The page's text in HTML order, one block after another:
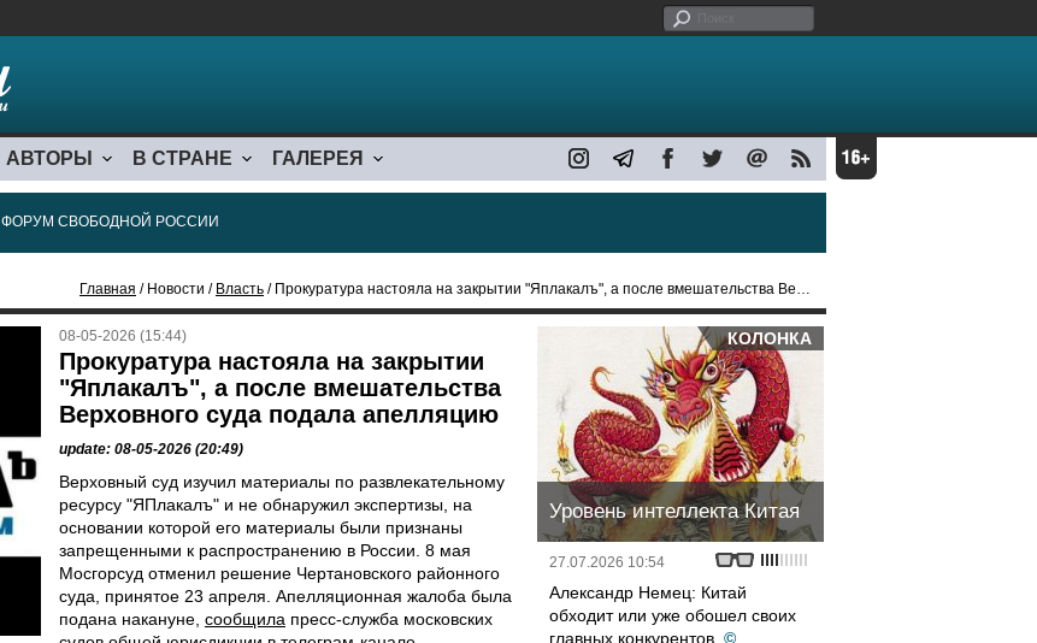
АВТОРЫ В СТРАНЕ ГАЛЕРЕЯ
ФОРУМ СВОБОДНОЙ РОССИИ
Главная / Новости / Власть / Прокуратура настояла на закрытии "Яплакалъ", а после вмешательства Верховного суда подала апелляцию
08-05-2026 (15:44)
Прокуратура настояла на закрытии
"Яплакалъ", а после вмешательства
Верховного суда подала апелляцию
update: 08-05-2026 (20:49)
Верховный суд изучил материалы по развлекательному
ресурсу "ЯПлакалъ" и не обнаружил экспертизы, на
основании которой его материалы были признаны
запрещенными к распространению в России. 8 мая
Мосгорсуд отменил решение Чертановского районного
суда, принятое 23 апреля. Апелляционная жалоба была
подана накануне, сообщила пресс-служба московских
КОЛОНКА
Уровень интеллекта Китая
27.07.2026 10:54
Александр Немец: Китай
обходит или уже обошел своих
главных конкурентов. ©